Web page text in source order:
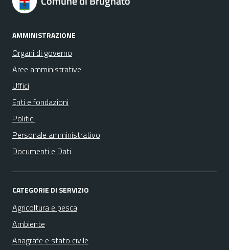
AMMINISTRAZIONE
Organi di governo
Aree amministrative
Uffici
Enti e fondazioni
Politici
Personale amministrativo
Documenti e Dati
CATEGORIE DI SERVIZIO
Agricoltura e pesca
Ambiente
Anagrafe e stato civile